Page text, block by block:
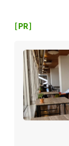
[PR]